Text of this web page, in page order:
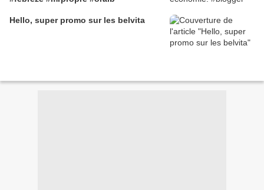
Hello, super promo sur les belvita